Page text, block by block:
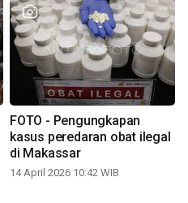
FOTO - Pengungkapan
kasus peredaran obat ilegal
di Makassar
14 April 2026 10:42 WIB